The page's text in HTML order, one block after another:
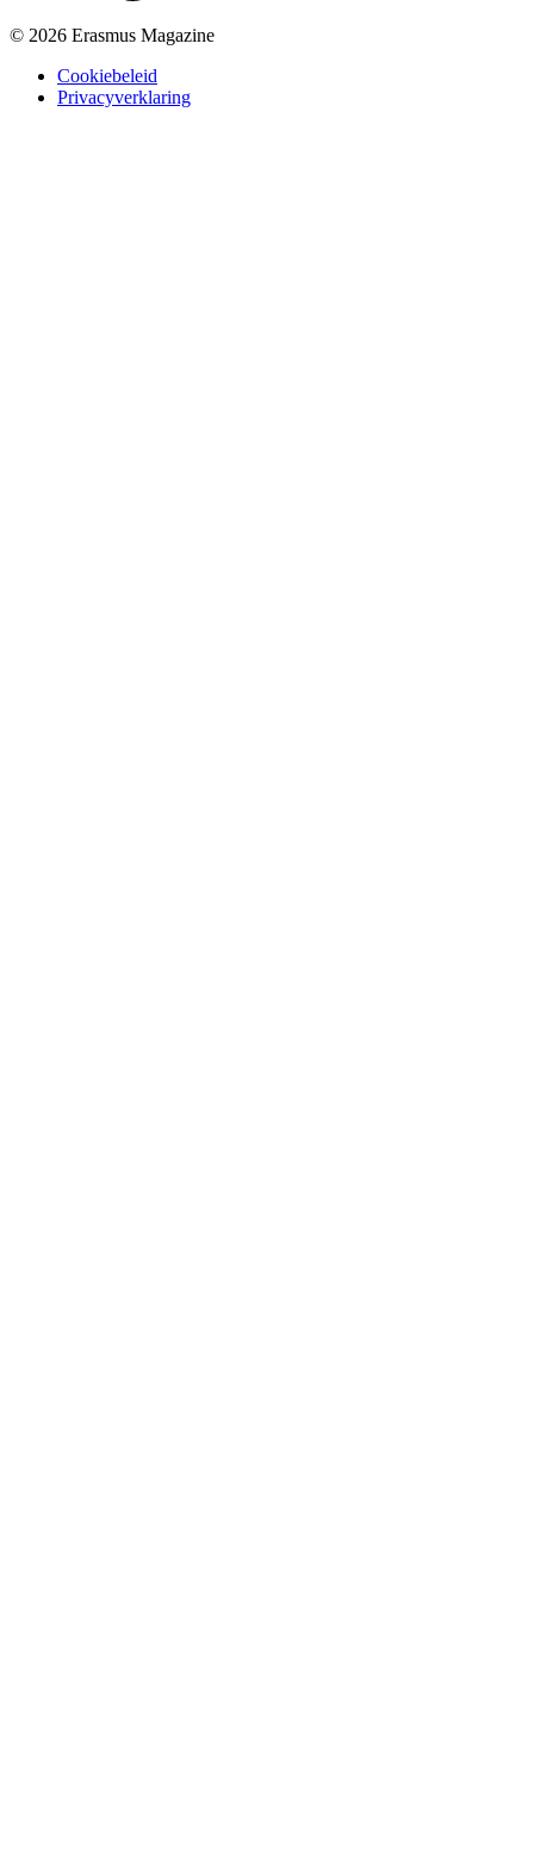
© 2026 Erasmus Magazine
Cookiebeleid
Privacyverklaring